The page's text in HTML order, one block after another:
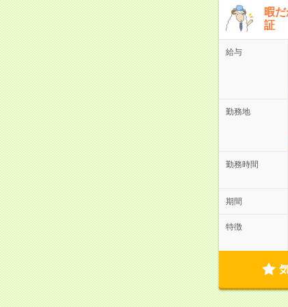
暇
証
給与
勤務地
勤務時間
期間
特徴